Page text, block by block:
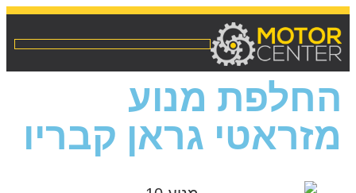
החלפת מנוע
מזראטי גראן קבריו